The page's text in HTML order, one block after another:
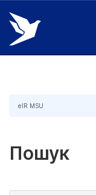
Skip
navigation
eIR MSU
Пошук